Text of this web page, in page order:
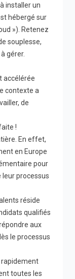
installer un
hébergé sur
»). Retenez
souplesse,
gérer.
accélérée
contexte a
de
!
En effet,
en Europe
pour
leur processus
réside
qualifiés
aux
le processus
toutes les